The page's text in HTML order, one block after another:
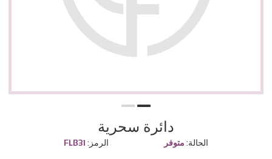
دائرة سحرية
الحالة:متوفر الرمز:FLB31